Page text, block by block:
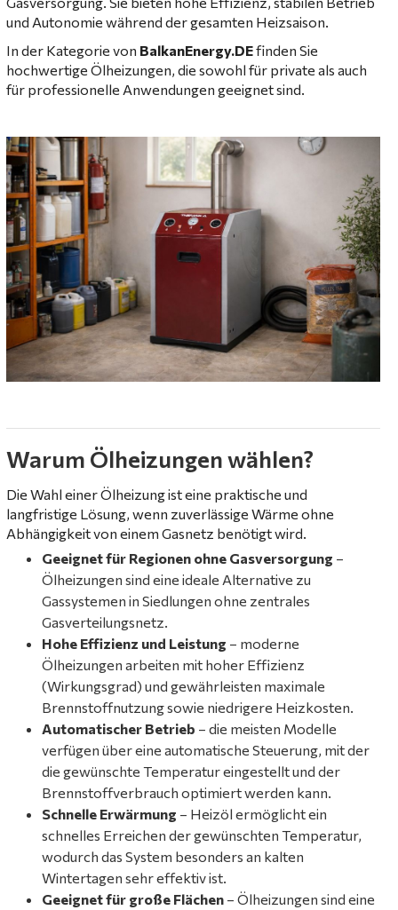
und Autonomie während der gesamten Heizsaison.
In der Kategorie von BalkanEnergy.DEfinden Sie
hochwertige Ölheizungen, die sowohl für private als auch
für professionelle Anwendungen geeignet sind.
Warum Ölheizungen wählen?
Die Wahl einer Ölheizung ist eine praktische und
langfristige Lösung, wenn zuverlässige Wärme ohne
Abhängigkeit von einem Gasnetz benötigt wird.
Geeignet für Regionen ohne Gasversorgung –
Ölheizungen sind eine ideale Alternative zu
Gassystemen in Siedlungen ohne zentrales
Gasverteilungsnetz.
Hohe Effizienz und Leistung – moderne
Ölheizungen arbeiten mit hoher Effizienz
(Wirkungsgrad) und gewährleisten maximale
Brennstoffnutzung sowie niedrigere Heizkosten.
Automatischer Betrieb – die meisten Modelle
verfügen über eine automatische Steuerung, mit der
die gewünschte Temperatur eingestellt und der
Brennstoffverbrauch optimiert werden kann.
Schnelle Erwärmung – Heizöl ermöglicht ein
schnelles Erreichen der gewünschten Temperatur,
wodurch das System besonders an kalten
Wintertagen sehr effektiv ist.
Geeignet für große Flächen – Ölheizungen sind eine